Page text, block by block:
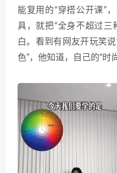
能复用的“穿搭公开课”
具，就把“全身不超过三
白。看到有网友开玩笑
色”，他知道，自己的“时